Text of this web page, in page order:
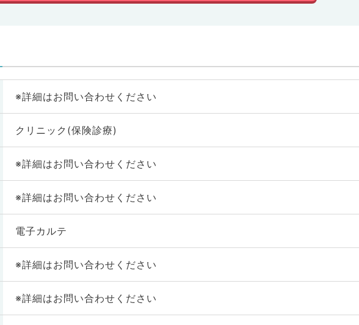
※詳細はお問い合わせください
クリニック(保険診療)
※詳細はお問い合わせください
※詳細はお問い合わせください
電子カルテ
※詳細はお問い合わせください
※詳細はお問い合わせください